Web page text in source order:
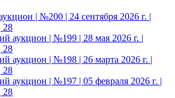
| №200 | 24 сентября 2026 г. |
28
аукцион | №199 | 28 мая 2026 г. |
28
аукцион | №198 | 26 марта 2026 г. |
28
аукцион | №197 | 05 февраля 2026 г. |
28